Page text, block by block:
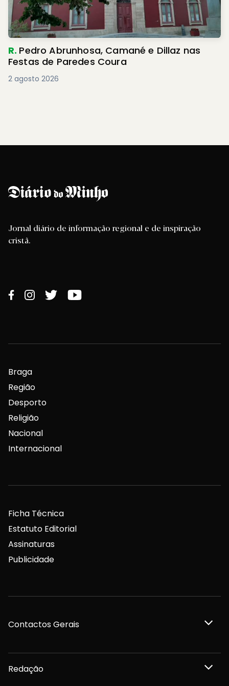
R. Pedro Abrunhosa, Camané e Dillaz nas
Festas de Paredes Coura
2 agosto 2026
Jornal diário de informação regional e de inspiração
cristã.
Braga
Região
Desporto
Religião
Nacional
Internacional
Ficha Técnica
Estatuto Editorial
Assinaturas
Publicidade
Contactos Gerais
Redação